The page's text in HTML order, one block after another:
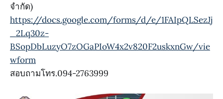
จำกัด)
https://docs.google.com/forms/d/e/1FAIpQLSezJj
_2Lq30z-
BSopDbLuzyO7zOGaPIoW4x2v820F2uskxnGw/vie
wform
สอบถามโทร.094-2763999